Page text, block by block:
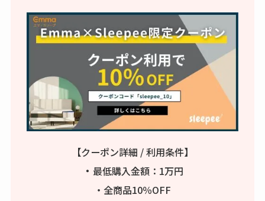
【クーポン詳細 / 利用条件】
・ 最低購入金額：1万円
・全商品10％OFF